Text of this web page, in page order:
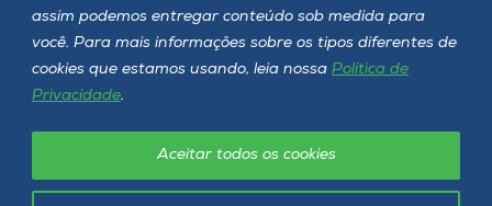
assim podemos entregar conteúdo sob medida para
você. Para mais informações sobre os tipos diferentes de
cookies que estamos usando, leia nossa Política de
Privacidade.
Aceitar todos os cookies
Política de privacidade LGPD